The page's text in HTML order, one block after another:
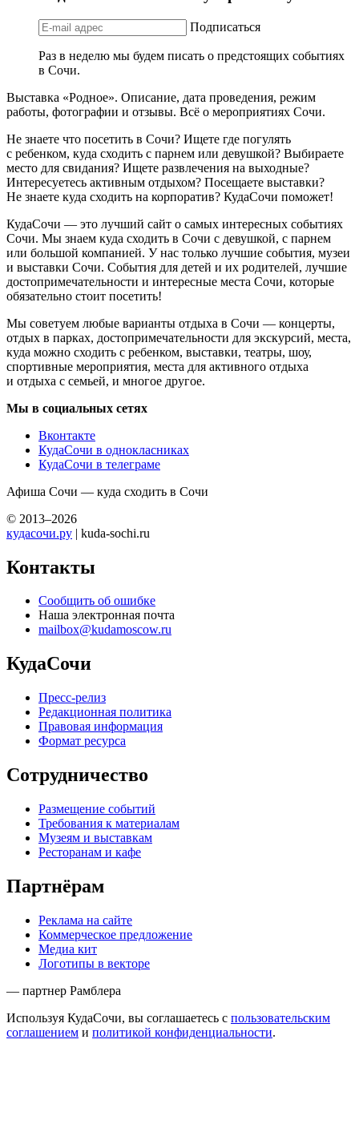
Подписаться
Раз в неделю мы будем писать о предстоящих событиях
в Сочи.
Выставка «Родное». Описание, дата проведения, режим
работы, фотографии и отзывы. Всё о мероприятиях Сочи.
Не знаете что посетить в Сочи? Ищете где погулять
с ребенком, куда сходить с парнем или девушкой? Выбираете
место для свидания? Ищете развлечения на выходные?
Интересуетесь активным отдыхом? Посещаете выставки?
Не знаете куда сходить на корпоратив? КудаСочи поможет!
КудаСочи — это лучший сайт о самых интересных событиях
Сочи. Мы знаем куда сходить в Сочи с девушкой, с парнем
или большой компанией. У нас только лучшие события, музеи
и выставки Сочи. События для детей и их родителей, лучшие
достопримечательности и интересные места Сочи, которые
обязательно стоит посетить!
Мы советуем любые варианты отдыха в Сочи — концерты,
отдых в парках, достопримечательности для экскурсий, места,
куда можно сходить с ребенком, выставки, театры, шоу,
спортивные мероприятия, места для активного отдыха
и отдыха с семьей, и многое другое.
Мы в социальных сетях
Вконтакте
КудаСочи в однокласниках
КудаСочи в телеграме
Афиша Сочи — куда сходить в Сочи
© 2013–2026
кудасочи.ру | kuda-sochi.ru
Контакты
Сообщить об ошибке
Наша электронная почта
mailbox@kudamoscow.ru
КудаСочи
Пресс-релиз
Редакционная политика
Правовая информация
Формат ресурса
Сотрудничество
Размещение событий
Требования к материалам
Музеям и выставкам
Ресторанам и кафе
Партнёрам
Реклама на сайте
Коммерческое предложение
Медиа кит
Логотипы в векторе
— партнер Рамблера
Используя КудаСочи, вы соглашаетесь с пользовательским
соглашением и политикой конфиденциальности.